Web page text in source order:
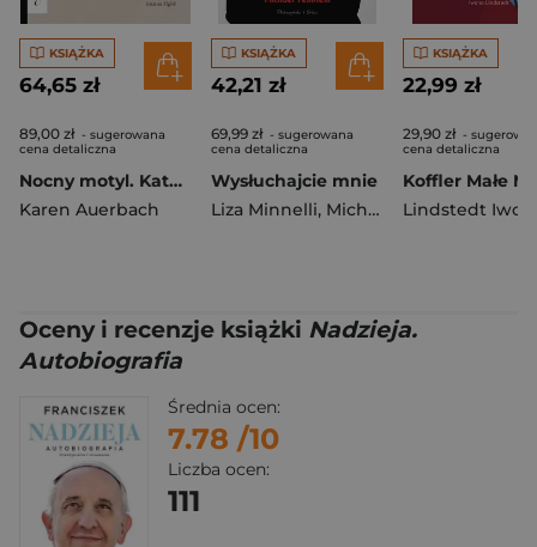
KSIĄŻKA
64,65 zł
89,00 zł - sugerowana
cena detaliczna
Nocny motyl. Katolicka kobieta i jej żydowska rodzina w Warszawie na przełomie XIX i XX wieku
Karen Auerbach
KSIĄŻKA
42,21 zł
69,99 zł - sugerowana
cena detaliczna
Wysłuchajcie mnie
Liza Minnelli, Michael Feinstein
KSIĄŻKA
22,99 zł
29,90 zł -
cena detaliczna
Lindstedt
Oceny i recenzje książki Nadzieja.
Autobiografia
Średnia ocen:
7.78 /10
Liczba ocen:
111